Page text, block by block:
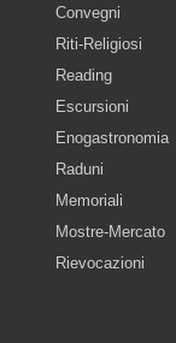
Convegni
Riti-Religiosi
Reading
Escursioni
Enogastronomia
Raduni
Memoriali
Mostre-Mercato
Rievocazioni